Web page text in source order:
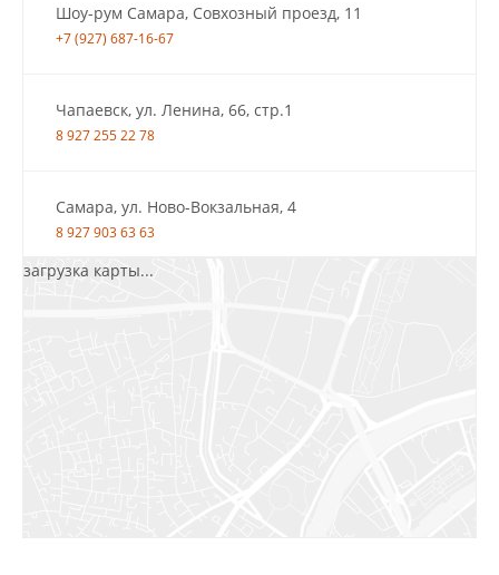
Шоу-рум Самара, Совхозный проезд, 11
+7 (927) 687-16-67
Чапаевск, ул. Ленина, 66, стр.1
8 927 255 22 78
Самара, ул. Ново-Вокзальная, 4
8 927 903 63 63
загрузка карты...